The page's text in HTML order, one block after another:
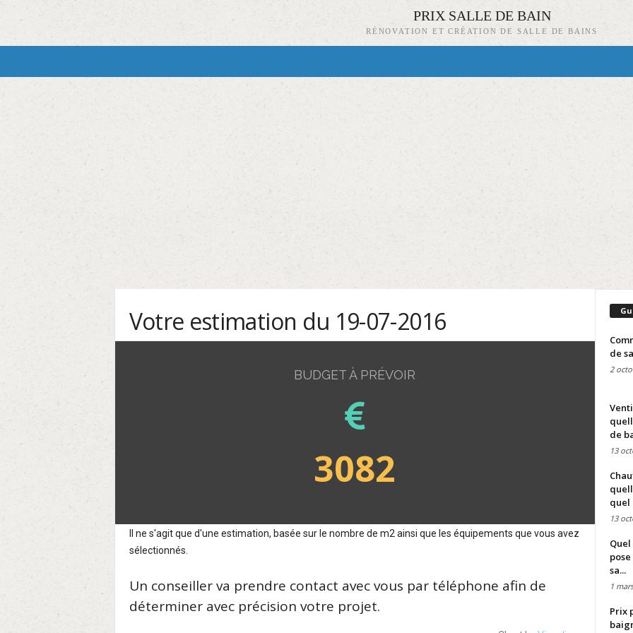
PRIX SALLE DE BAIN
RÉNOVATION ET CRÉATION DE SALLE DE BAINS
Votre estimation du 19-07-2016
BUDGET À PRÉVOIR
3082
Il ne s'agit que d'une estimation, basée sur le nombre de m2 ainsi que les équipements que vous avez
sélectionnés.
Un conseiller va prendre contact avec vous par téléphone afin de
déterminer avec précision votre projet.
de
2
de
13
quel
13
sa...
1
Prix